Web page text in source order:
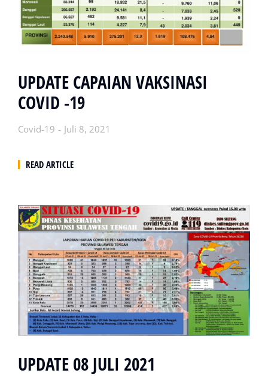
UPDATE CAPAIAN VAKSINASI
COVID -19
Covid-19 Juli 8, 2021
READ ARTICLE
UPDATE 08 JULI 2021